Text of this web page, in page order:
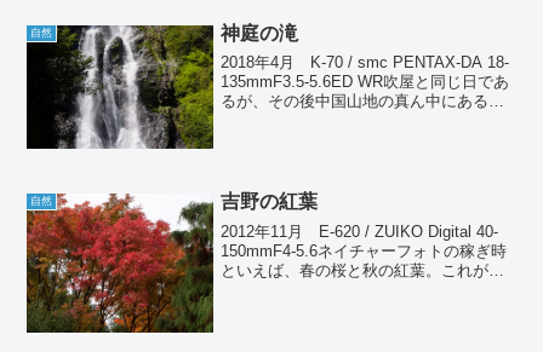
自然 神庭の滝
2018年4月 K-70 / smc PENTAX-DA 18-
135mmF3.5-5.6ED WR吹屋と同じ日であ
るが、その後中国山地の真ん中にある勝
自然 吉野の紅葉
2012年11月 E-620 / ZUIKO Digital 40-
150mmF4-5.6ネイチャーフォトの稼ぎ時
といえば、春の桜と秋の紅葉。これが年